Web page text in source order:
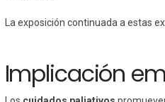
La exposición continuada a estas
Implicación